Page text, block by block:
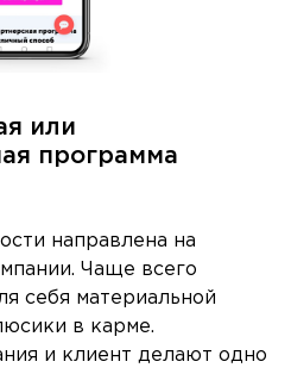
или
программа
направлена на
Чаще всего
себя материальной
в карме.
и клиент делают одно